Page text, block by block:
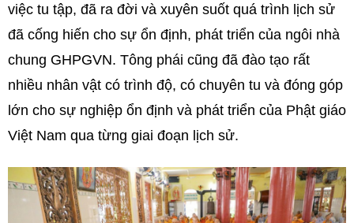
việc tu tập, đã ra đời và xuyên suốt quá trình lịch sử
đã cống hiến cho sự ổn định, phát triển của ngôi nhà
chung GHPGVN. Tông phái cũng đã đào tạo rất
nhiều nhân vật có trình độ, có chuyên tu và đóng góp
lớn cho sự nghiệp ổn định và phát triển của Phật giáo
Việt Nam qua từng giai đoạn lịch sử.